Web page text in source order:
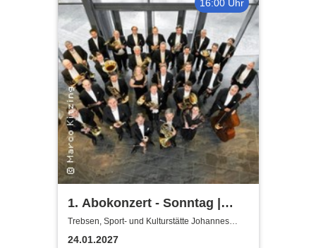
16:00 Uhr
1. Abokonzert - Sonntag |
Sächsische
Bläserphilharmonie
Trebsen, Sport- und Kulturstätte Johannes
Wiede
24.01.2027